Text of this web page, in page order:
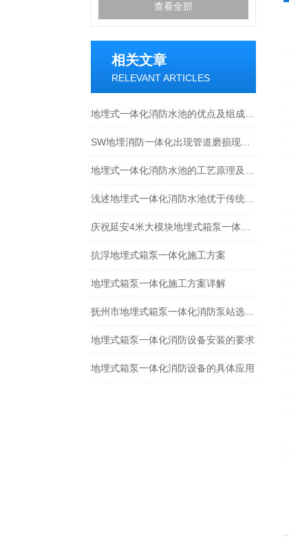
查看全部
相关文章
RELEVANT ARTICLES
抗浮地埋式箱泵一体化施工方案
地埋式箱泵一体化施工方案详解
地埋式箱泵一体化消防设备安装的要求
地埋式箱泵一体化消防设备的具体应用